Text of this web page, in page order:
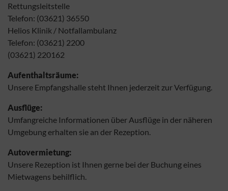
Rettungsleitstelle
Telefon: (03621) 36550
Helios Klinik / Notfallambulanz
Telefon: (03621) 2200
(03621) 220162
Aufenthaltsräume:
Unsere Empfangshalle steht Ihnen jederzeit zur Verfügung.
Ausflüge:
Umfangreiche Informationen über Ausflüge in der näheren
Umgebung erhalten sie an der Rezeption.
Autovermietung:
Unsere Rezeption ist Ihnen gerne bei der Buchung eines
Mietwagens behilflich.